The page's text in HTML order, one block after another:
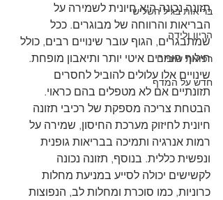
בריאות בגיל השלישי
הריון ולידה
רפואת שיניים
חדש על המדף
תזונה נכונה היא חיונית לשמירה על
הבריאות והרווחה של מבוגרים. ככל
שמתבגרים, הגוף עובר שינויים רבים, כולל
חילוף חומרים איטי יותר ותיאבון מופחת.
שינויים אלו עלולים להוביל לחסרים
תזונתיים אם לא מטפלים בהם כראוי.
הבטחת צריכה מספקת של רכיבי תזונה
חיונית לחיזוק מערכת החיסון, שמירה על
רמות אנרגיה ותמיכה בבריאות גופנית
ונפשית כללית. בנוסף, תזונה נכונה
לקשישים יכולה לסייע במניעת מחלות
כרוניות, כמו סוכרת ומחלות לב, הנפוצות